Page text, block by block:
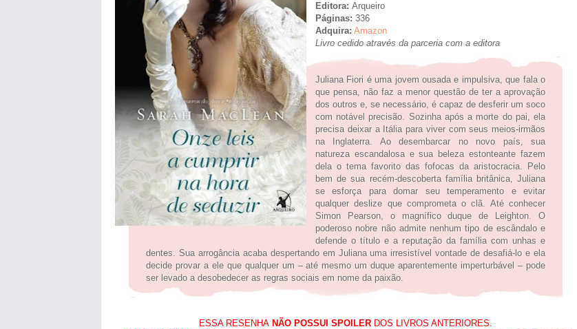
Editora: Arqueiro
Páginas: 336
Adquira: Amazon
Livro cedido através da parceria com a editora
Juliana Fiori é uma jovem ousada e impulsiva, que fala o
que pensa, não faz a menor questão de ter a aprovação
dos outros e, se necessário, é capaz de desferir um soco
com notável precisão. Sozinha após a morte do pai, ela
precisa deixar a Itália para viver com seus meios-irmãos
na Inglaterra. Ao desembarcar no novo país, sua
natureza escandalosa e sua beleza estonteante fazem
dela o tema favorito das fofocas da aristocracia. Pelo
bem de sua recém-descoberta família britânica, Juliana
se esforça para domar seu temperamento e evitar
qualquer deslize que comprometa o clã. Até conhecer
Simon Pearson, o magnífico duque de Leighton. O
poderoso nobre não admite nenhum tipo de escândalo e
defende o título e a reputação da família com unhas e
dentes. Sua arrogância acaba despertando em Juliana uma irresistível vontade de desafiá-lo e ela
decide provar a ele que qualquer um – até mesmo um duque aparentemente imperturbável – pode
ser levado a desobedecer as regras sociais em nome da paixão.
ESSA RESENHA NÃO POSSUI SPOILER DOS LIVROS ANTERIORES.